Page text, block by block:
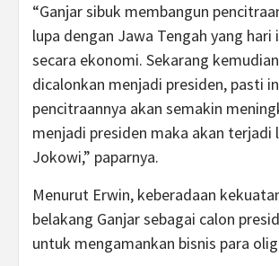
“Ganjar sibuk membangun
lupa dengan Jawa Tengah yang hari
secara ekonomi. Sekarang
dicalonkan menjadi presiden, pasti
pencitraannya akan semakin
menjadi presiden maka akan terjadi
Jokowi,” paparnya.
Menurut Erwin, keberadaan
belakang Ganjar sebagai calon
untuk mengamankan bisnis para